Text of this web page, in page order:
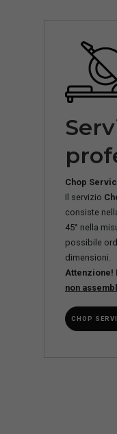
Chop
Il servizio
consiste
45° nella
possibile
dimensioni.
Attenzione!
non
CHOP